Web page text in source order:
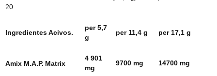
20
Ingredientes Acivos.
per 5,7
g
per 11,4 g per 17,1 g
Amix M.A.P. Matrix
4 901
mg
9700 mg 14700 mg